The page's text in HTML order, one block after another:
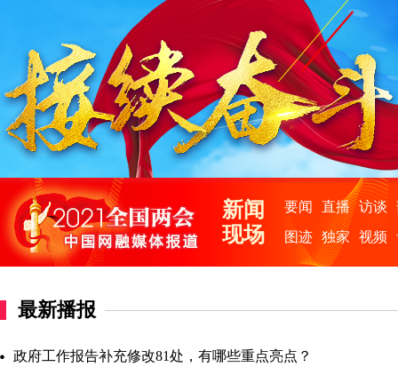
最新播报
政府工作报告补充修改81处，有哪些重点亮点？